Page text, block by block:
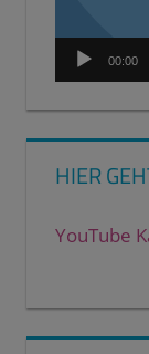
00:00
HIER
YouTube